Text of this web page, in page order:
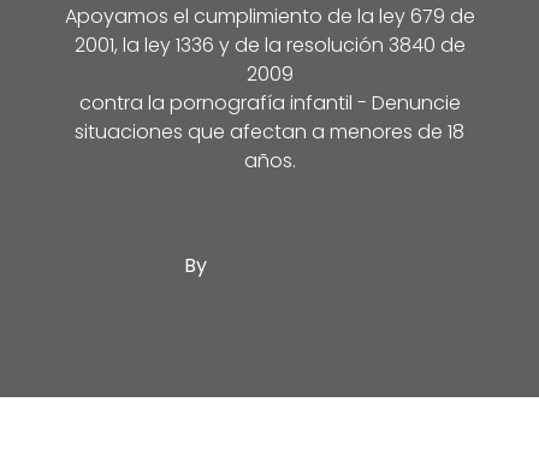
Apoyamos el cumplimiento de la ley 679 de
2001, la ley 1336 y de la resolución 3840 de
2009
contra la pornografía infantil - Denuncie
situaciones que afectan a menores de 18
años.
By